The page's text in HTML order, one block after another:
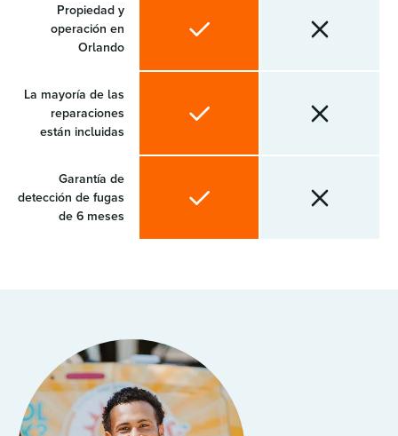
Propiedad y
operación en
Orlando
La mayoría de las
reparaciones
están incluidas
Garantía de
detección de fugas
de 6 meses